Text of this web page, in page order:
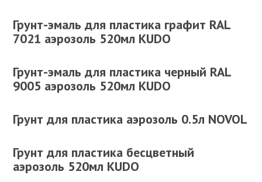
Грунт-эмаль для пластика графит RAL
7021 аэрозоль 520мл KUDO
Грунт-эмаль для пластика черный RAL
9005 аэрозоль 520мл KUDO
Грунт для пластика аэрозоль 0.5л NOVOL
Грунт для пластика бесцветный
аэрозоль 520мл KUDO